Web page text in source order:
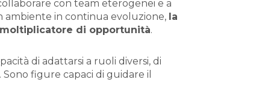
con team eterogenei e a
ambiente in continua evoluzione, la
di opportunità.
di adattarsi a ruoli diversi, di
figure capaci di guidare il